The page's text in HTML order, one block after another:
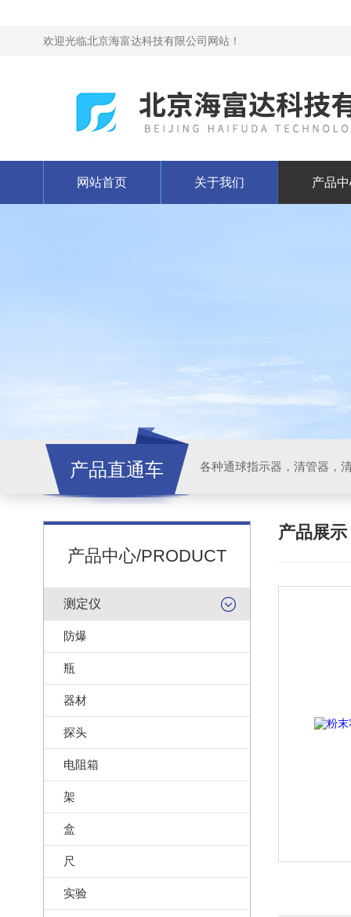
欢迎光临北京海富达科技有限公司网站！
网站首页 关于我们 产品
产品直通车 各种通球指示器，清管器，
产品中心/PRODUCT
测定仪
防爆
瓶
器材
探头
电阻箱
架
盒
尺
实验
产品展示